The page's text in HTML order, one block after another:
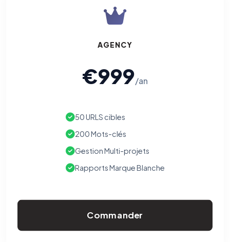
AGENCY
€999/an
50 URLS cibles
200 Mots-clés
Gestion Multi-projets
Rapports Marque Blanche
Commander